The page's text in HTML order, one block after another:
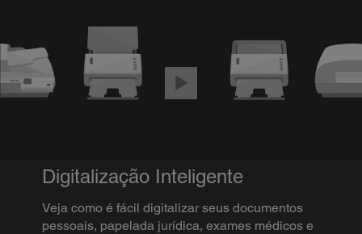
Digitalização Inteligente
Veja como é fácil digitalizar seus documentos
pessoais, papelada jurídica, exames médicos e